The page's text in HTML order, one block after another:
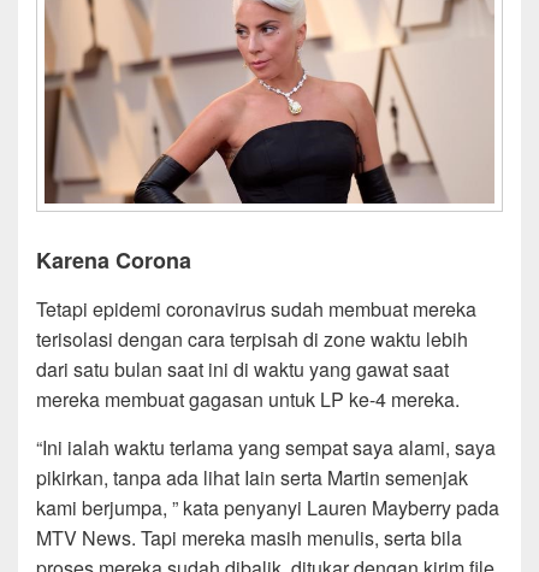
Karena Corona
Tetapi epidemi coronavirus sudah membuat mereka
terisolasi dengan cara terpisah di zone waktu lebih
dari satu bulan saat ini di waktu yang gawat saat
mereka membuat gagasan untuk LP ke-4 mereka.
“Ini ialah waktu terlama yang sempat saya alami, saya
pikirkan, tanpa ada lihat Iain serta Martin semenjak
kami berjumpa, ” kata penyanyi Lauren Mayberry pada
MTV News. Tapi mereka masih menulis, serta bila